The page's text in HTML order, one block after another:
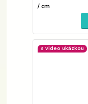
/cm
s video ukázkou